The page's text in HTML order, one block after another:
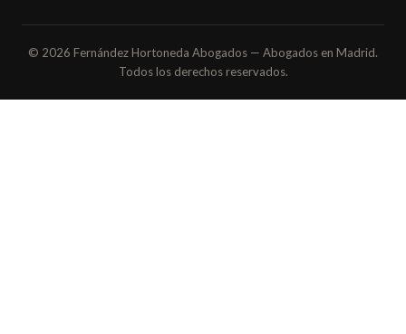
© 2026 Fernández Hortoneda Abogados — Abogados en Madrid.
Todos los derechos reservados.